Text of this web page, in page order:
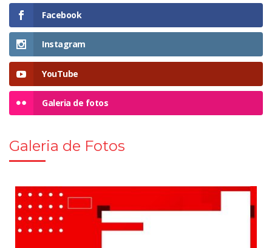
Facebook
Instagram
YouTube
Galeria de fotos
Galeria de Fotos